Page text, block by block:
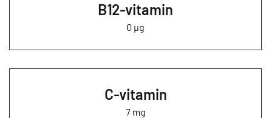
B12-vitamin
0 µg
C-vitamin
7 mg